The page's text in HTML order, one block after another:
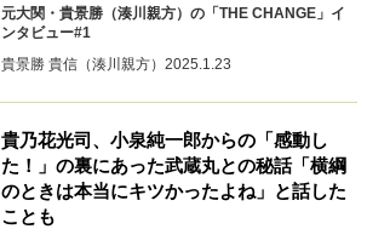
元大関・貴景勝（湊川親方）の「THE CHANGE」イ
ンタビュー#1
貴景勝 貴信（湊川親方） 2025.1.23
貴乃花光司、小泉純一郎からの「感動し
た！」の裏にあった武蔵丸との秘話「横綱
のときは本当にキツかったよね」と話した
ことも